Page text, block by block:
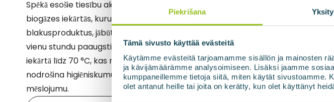
Piekrišana
Tämä sivusto käyttää evästeitä
Käytämme evästeitä tarjoamamme sisällön ja mainosten
ja kävijämäärämme analysoimiseen. Lisäksi jaamme
kumppaneillemme tietoja siitä, miten käytät sivustoamme.
olet antanut heille tai joita on kerätty, kun olet käyttänyt
Spēkā esošie tiesību akti paredz, ka izejvielām vai digestātam, ko iegūst
biogāzes iekārtās, kuru ražošanā izmanto dzīvnieku izcelsmes
blakusproduktus, jābūt higiēniski apstrādātam. BIOpasteurizer sistēma uz
vienu stundu paaugstina izejvielu vai digestāta temperatūru biogāzes
iekārtā līdz 70 °C, kas nodrošina kaitīgo baktēriju iznīcināšanu un tādējādi
nodrošina higiēniskumu. Šī higiēnizācija ļauj galaproduktu izmantot kā
mēslojumu.